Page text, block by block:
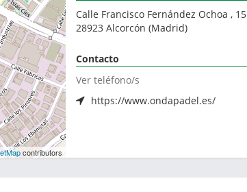
contributors
Calle Francisco Fernández Ochoa , 15
28923 Alcorcón (Madrid)
Contacto
Ver teléfono/s
https://www.ondapadel.es/